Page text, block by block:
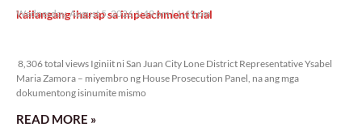
kailangang iharap sa impeachment trial
Wednesday, August 5, 2026 1:49 pm 1:49 pm
8,306 total views Iginiit ni San Juan City Lone District Representative Ysabel
Maria Zamora – miyembro ng House Prosecution Panel, na ang mga
dokumentong isinumite mismo
READ MORE »